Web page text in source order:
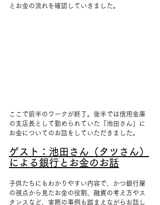
とお金の流れを確認していきました。
ここで前半のワークが終了。後半では信用金庫
の支店長として 勤められていた「池田さん」に
お金についてのお話をしていただきました。
ゲスト：池田さん（タツさん）
による銀行とお金のお話
子供たちにもわかりやすい内容で、かつ銀行屋
の視点から見たお金の役割、融資の考え方やス
タンスなど、実際の事例も踏まえながらお話し